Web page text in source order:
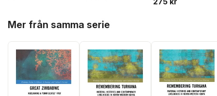
framtid
Mer från samma serie